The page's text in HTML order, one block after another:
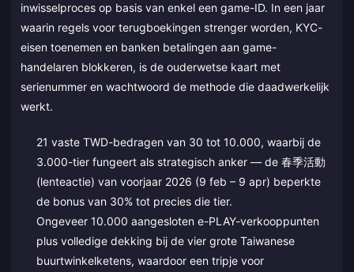
inwisselproces op basis van enkel een game-ID. In een jaar
waarin regels voor terugboekingen strenger worden, KYC-
eisen toenemen en banken betalingen aan game-
handelaren blokkeren, is de ouderwetse kaart met
serienummer en wachtwoord de methode die daadwerkelijk
werkt.
21 vaste TWD-bedragen van 30 tot 10.000, waarbij de
3.000-tier fungeert als strategisch anker — de 春季活動
(lenteactie) van voorjaar 2026 (9 feb – 9 apr) beperkte
de bonus van 30% tot precies die tier.
Ongeveer 10.000 aangesloten e-PLAY-verkooppunten
plus volledige dekking bij de vier grote Taiwanese
buurtwinkelketens, waardoor een tripje voor